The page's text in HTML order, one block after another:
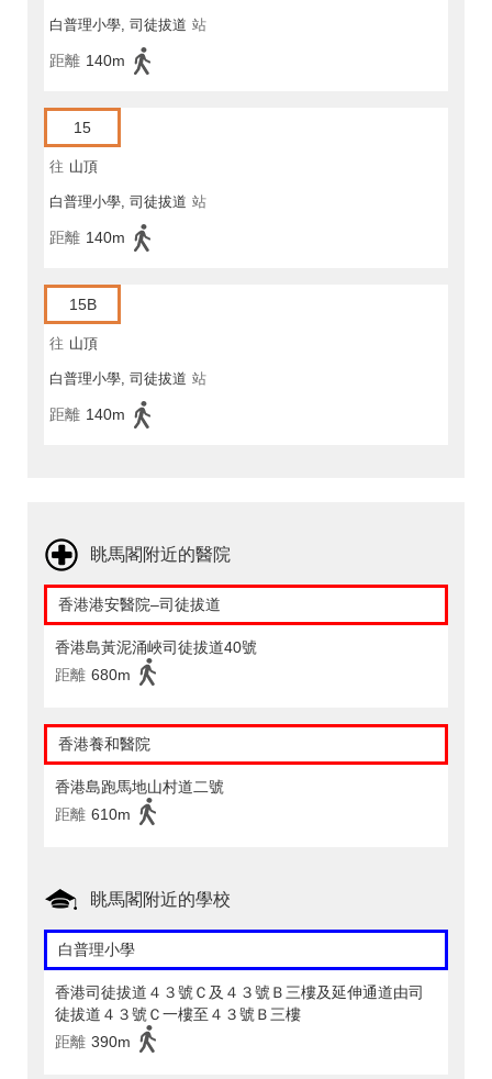
白普理小學, 司徒拔道 站
距離 140m
15
往 山頂
白普理小學, 司徒拔道 站
距離 140m
15B
往 山頂
白普理小學, 司徒拔道 站
距離 140m
眺馬閣附近的醫院
香港港安醫院–司徒拔道
香港島黃泥涌峽司徒拔道40號
距離 680m
香港養和醫院
香港島跑馬地山村道二號
距離 610m
眺馬閣附近的學校
白普理小學
香港司徒拔道４３號Ｃ及４３號Ｂ三樓及延伸通道由司
徒拔道４３號Ｃ一樓至４３號Ｂ三樓
距離 390m